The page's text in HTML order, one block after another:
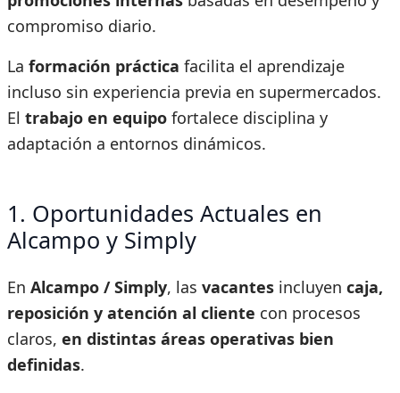
compromiso diario.
La formación práctica facilita el aprendizaje
incluso sin experiencia previa en supermercados.
El trabajo en equipo fortalece disciplina y
adaptación a entornos dinámicos.
1. Oportunidades Actuales en
Alcampo y Simply
En Alcampo / Simply, las vacantes incluyen caja,
reposición y atención al cliente con procesos
claros, en distintas áreas operativas bien
definidas.